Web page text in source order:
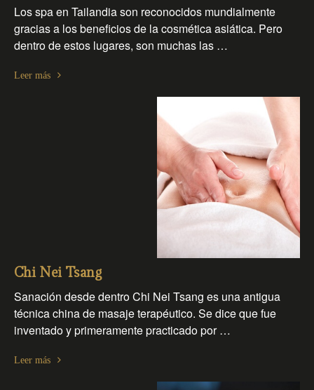
Los spa en Tailandia son reconocidos mundialmente
gracias a los beneficios de la cosmética asiática. Pero
dentro de estos lugares, son muchas las …
Leer más
Chi Nei Tsang
Sanación desde dentro Chi Nei Tsang es una antigua
técnica china de masaje terapéutico. Se dice que fue
inventado y primeramente practicado por …
Leer más